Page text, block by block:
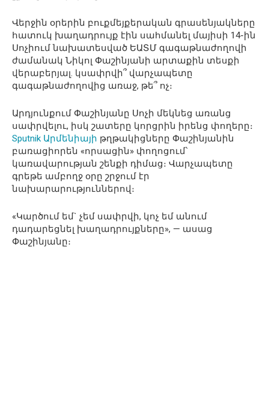
Վերջին օրերին բուքմեյքերական գրասենյակները
հատուկ խաղադրույք էին սահմանել մայիսի 14-ին
Սոչիում նախատեսված ԵԱՏՄ գագաթնաժողովի
ժամանակ Նիկոլ Փաշինյանի արտաքին տեսքի
վերաբերյալ. կսափրվի՞ վարչապետը
գագաթնաժողովից առաջ, թե՞ ոչ։
Արդյունքում Փաշինյանը Սոչի մեկնեց առանց
սափրվելու, իսկ շատերը կորցրին իրենց փողերը։
Sputnik Արմենիայի թղթակիցները Փաշինյանին
բառացիորեն «որսացին» փողոցում՝
կառավարության շենքի դիմաց։ Վարչապետը
գրեթե ամբողջ օրը շրջում էր
նախարարություններով։
«Կարծում եմ` չեմ սափրվի, կոչ եմ անում
դադարեցնել խաղադրույքները», — ասաց
Փաշինյանը։